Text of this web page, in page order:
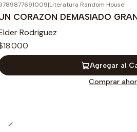
|Literatura Random House
CORAZON DEMASIADO
Rodriguez
Agregar al
Comprar